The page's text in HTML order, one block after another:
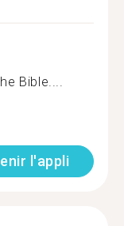
Bible....
l'appli